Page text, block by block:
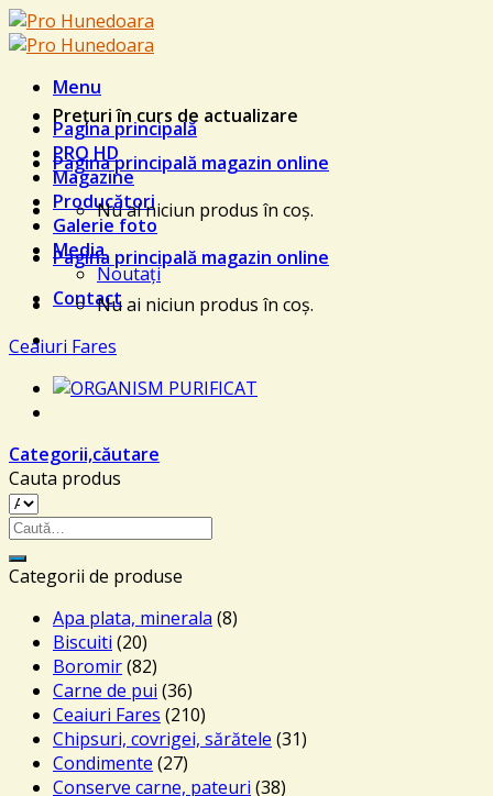
Skip
to
Menu
Pagina principală
PRO HD
Magazine
Producători
Galerie foto
Media
Noutați
Contact
Prețuri în curs de actualizare
Pagina principală magazin online
Nu ai niciun produs în coș.
Pagina principală magazin online
Nu ai niciun produs în coș.
Ceaiuri Fares
Categorii,căutare
Cauta produs
Caută
după:
Categorii de produse
Apa plata, minerala (8)
Biscuiti (20)
Boromir(82)
Carne de pui (36)
Ceaiuri Fares (210)
Chipsuri, covrigei, sărătele (31)
Condimente (27)
Conserve carne, pateuri (38)